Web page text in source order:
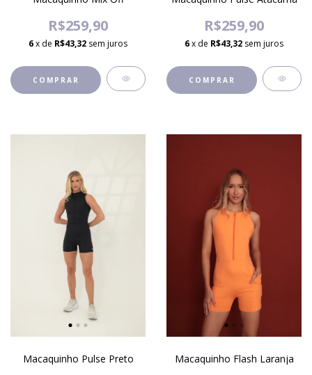
R$259,90
6x de R$43,32 sem juros
COMPRAR
R$259,90
6x de R$43,32 sem juros
COMPRAR
Macaquinho Pulse Preto Macaquinho Flash Laranja